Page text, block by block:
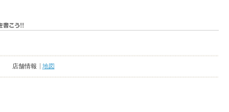
店舗情報 地図